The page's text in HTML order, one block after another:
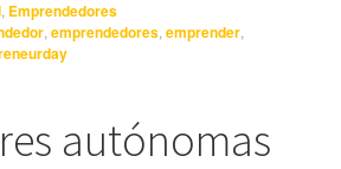
Emprendedores
,emprendedores ,emprender
autónomas